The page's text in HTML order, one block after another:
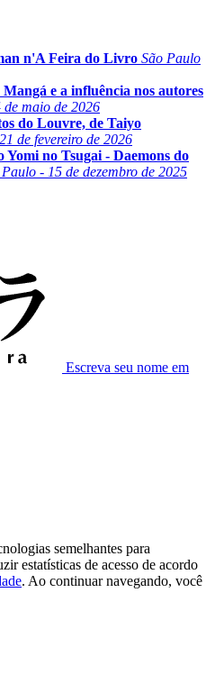
n'A Feira do Livro São Paulo
e a influência nos autores
maio de 2026
do Louvre, de Taiyo
de fevereiro de 2026
no Tsugai - Daemons do
- 15 de dezembro de 2025
Escreva seu nome em
semelhantes para
estatísticas de acesso de acordo
. Ao continuar navegando, você